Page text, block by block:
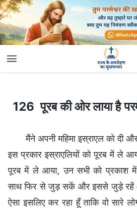
126 पूरब की ओर लाया है परमेश्वर अपनी महिमा
126 पूरब की ओर लाया है
मैंने अपनी महिमा इस्राएल को दी
इस प्रकार इस्राएलियों को पूरब में ले
पूरब में ले आया, उन सभी को प्रकाश
साथ फिर से जुड़ सकें और इससे जुड़े
ऐसा इसलिए कर रहा हूँ ताकि वो सारे